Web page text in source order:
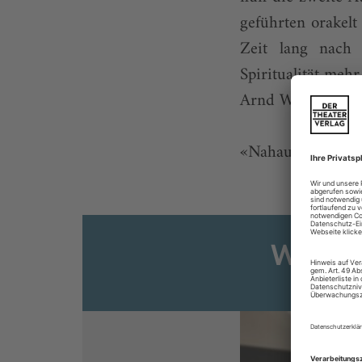
geführten
Zeit lang
Spiritualität
Arnd Wesemann
«Nahaufnahme ...